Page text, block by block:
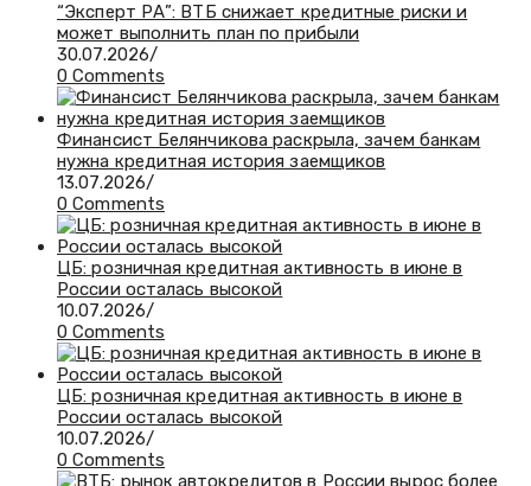
“Эксперт РА”: ВТБ снижает кредитные риски и
может выполнить план по прибыли
30.07.2026/
0 Comments
Финансист Белянчикова раскрыла, зачем банкам
нужна кредитная история заемщиков
13.07.2026/
0 Comments
ЦБ: розничная кредитная активность в июне в
России осталась высокой
10.07.2026/
0 Comments
ЦБ: розничная кредитная активность в июне в
России осталась высокой
10.07.2026/
0 Comments